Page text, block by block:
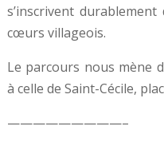
s’inscrivent
cœurs villageois.
Le parcours nous mène
à celle de Saint-Cécile,
—————————–